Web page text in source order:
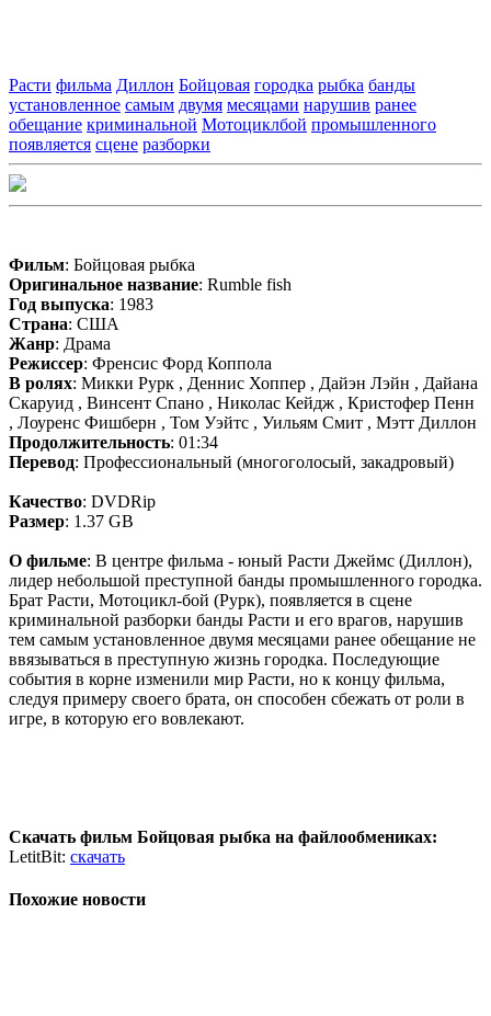
Расти фильма Диллон Бойцовая городка рыбка банды
установленное самым двумя месяцами нарушив ранее
обещание криминальной Мотоциклбой промышленного
появляется сцене разборки
Фильм: Бойцовая рыбка
Оригинальное название: Rumble fish
Год выпуска: 1983
Страна: США
Жанр: Драма
Режиссер: Френсис Форд Коппола
В ролях: Микки Рурк , Деннис Хоппер , Дайэн Лэйн , Дайана
Скаруид , Винсент Спано , Николас Кейдж , Кристофер Пенн
, Лоуренс Фишберн , Том Уэйтс , Уильям Смит , Мэтт Диллон
Продолжительность: 01:34
Перевод: Профессиональный (многоголосый, закадровый)
Качество: DVDRip
Размер: 1.37 GB
О фильме: В центре фильма - юный Расти Джеймс (Диллон),
лидер небольшой преступной банды промышленного городка.
Брат Расти, Мотоцикл-бой (Рурк), появляется в сцене
криминальной разборки банды Расти и его врагов, нарушив
тем самым установленное двумя месяцами ранее обещание не
ввязываться в преступную жизнь городка. Последующие
события в корне изменили мир Расти, но к концу фильма,
следуя примеру своего брата, он способен сбежать от роли в
игре, в которую его вовлекают.
Скачать фильм Бойцовая рыбка на файлообмениках:
LetitBit: скачать
Похожие новости